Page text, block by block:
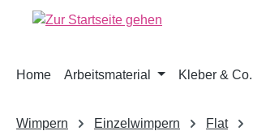
Zur Hauptnavigation springen
Home Arbeitsmaterial Kleber & Co.
Wimpern Einzelwimpern Flat